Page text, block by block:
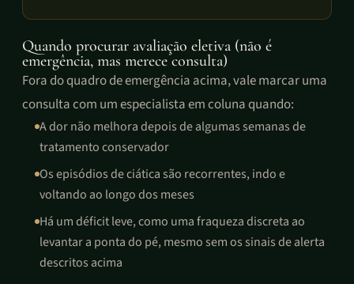
Quando procurar avaliação eletiva (não é
emergência, mas merece consulta)
Fora do quadro de emergência acima, vale marcar uma
consulta com um especialista em coluna quando:
A dor não melhora depois de algumas semanas de
tratamento conservador
Os episódios de ciática são recorrentes, indo e
voltando ao longo dos meses
Há um déficit leve, como uma fraqueza discreta ao
levantar a ponta do pé, mesmo sem os sinais de alerta
descritos acima